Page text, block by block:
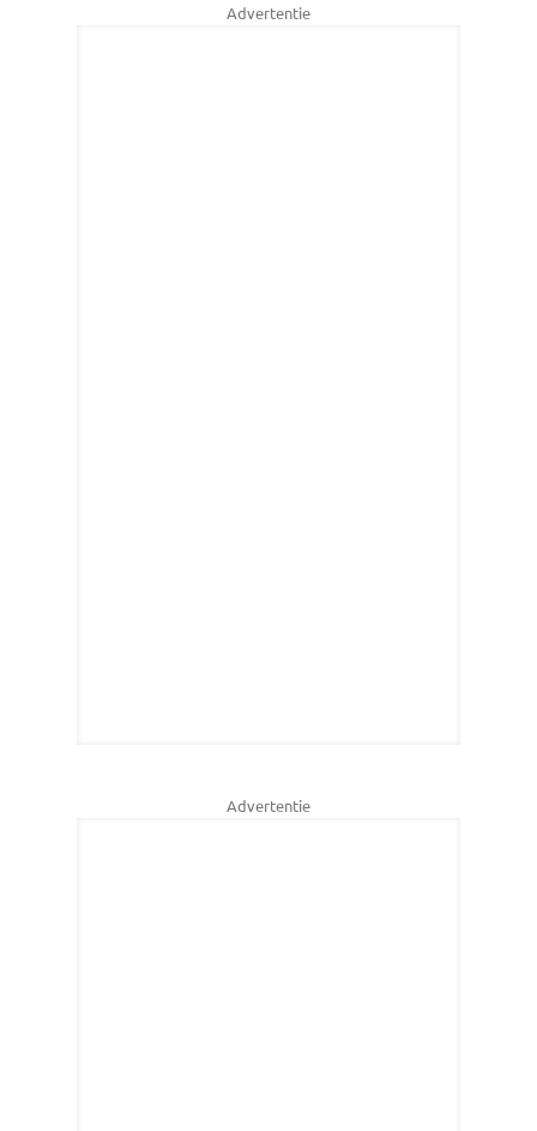
Advertentie
Advertentie